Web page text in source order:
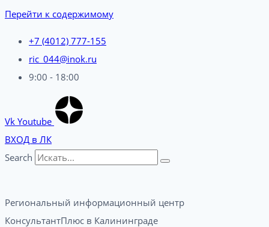
Перейти к содержимому
+7 (4012) 777-155
ric_044@inok.ru
9:00 - 18:00
Vk Youtube
ВХОД в ЛК
Search
Региональный информационный центр
КонсультантПлюс в Калининграде​